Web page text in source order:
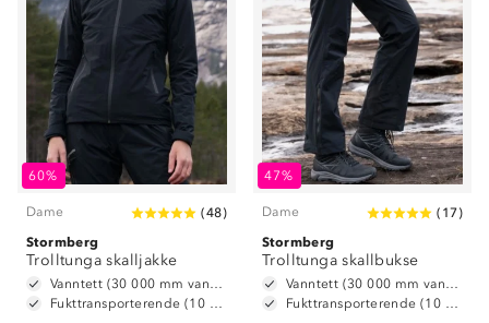
60%
Dame (48)
Stormberg
Trolltunga skalljakke
Vanntett (30 000 mm vannsøyle)
Fukttransporterende (10 000 g/m2/24t)
47%
Dame ( 17)
Stormberg
Trolltunga skallbukse
Vanntett (30 000 mm vannsøyle)
Fukttransporterende (10 000 g/m2/24t)